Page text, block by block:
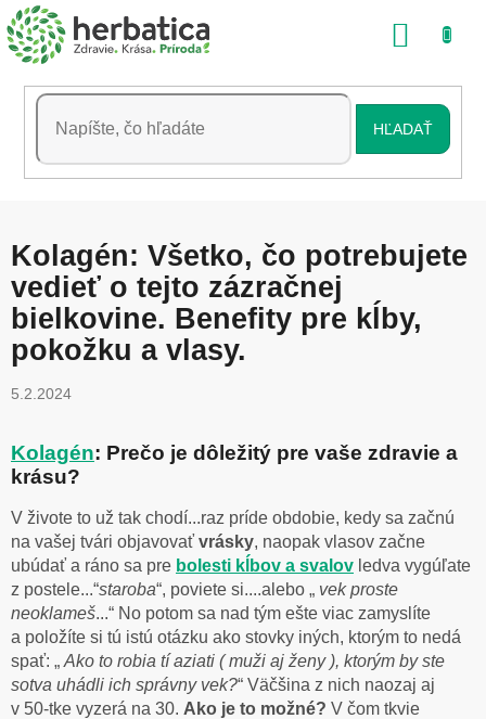
Prejsť
na
obsah
HĽADAŤ
Kolagén: Všetko, čo potrebujete
vedieť o tejto zázračnej
bielkovine. Benefity pre kĺby,
pokožku a vlasy.
5.2.2024
Kolagén: Prečo je dôležitý pre vaše zdravie a
krásu?
V živote to už tak chodí...raz príde obdobie, kedy sa začnú
na vašej tvári objavovať vrásky, naopak vlasov začne
ubúdať a ráno sa pre bolesti kĺbov a svalov ledva vygúľate
z postele...“staroba“, poviete si....alebo „ vek proste
neoklameš...“ No potom sa nad tým ešte viac zamyslíte
a položíte si tú istú otázku ako stovky iných, ktorým to nedá
spať: „ Ako to robia tí aziati ( muži aj ženy ), ktorým by ste
sotva uhádli ich správny vek?“ Väčšina z nich naozaj aj
v 50-tke vyzerá na 30. Ako je to možné? V čom tkvie